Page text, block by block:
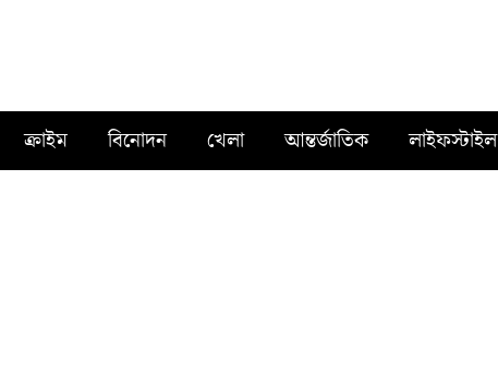
ক্রাইম বিনোদন খেলা আন্তর্জাতিক লাইফস্টাইল